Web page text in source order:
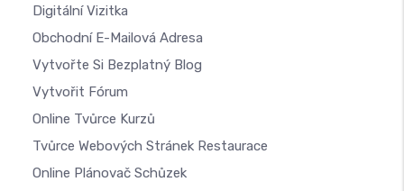
Digitální Vizitka
Obchodní E-Mailová Adresa
Vytvořte Si Bezplatný Blog
Vytvořit Fórum
Online Tvůrce Kurzů
Tvůrce Webových Stránek Restaurace
Online Plánovač Schůzek